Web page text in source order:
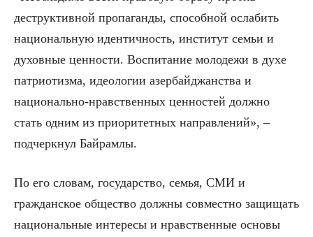
деструктивной пропаганды, способной ослабить
национальную идентичность, институт семьи и
духовные ценности. Воспитание молодежи в духе
патриотизма, идеологии азербайджанства и
национально-нравственных ценностей должно
стать одним из приоритетных направлений», –
подчеркнул Байрамлы.
По его словам, государство, семья, СМИ и
гражданское общество должны совместно защищать
национальные интересы и нравственные основы